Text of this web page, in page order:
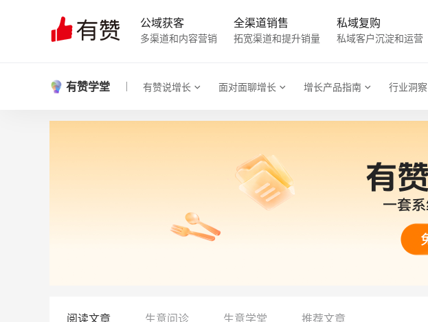
公域获客
多渠道和内容营销
全渠道销售
拓宽渠道和提升销量
私域复购
私域客户沉淀和运营
有赞学堂 有赞说增长 面对面聊增长 增长产品指南 行业洞察
阅读文章 生意问诊 生意学堂 推荐文章